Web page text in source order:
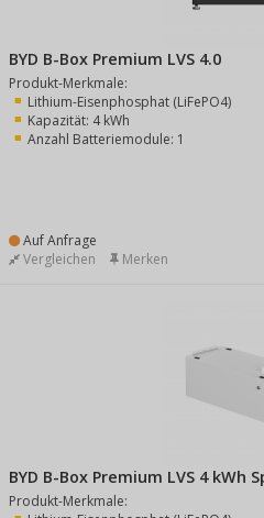
BYD B-Box Premium LVS 4.0
Produkt-Merkmale:
Lithium-Eisenphosphat (LiFePO4)
Kapazität: 4 kWh
Anzahl Batteriemodule: 1
Auf Anfrage
Vergleichen Merken
BYD B-Box Premium LVS 4 kWh
Produkt-Merkmale: